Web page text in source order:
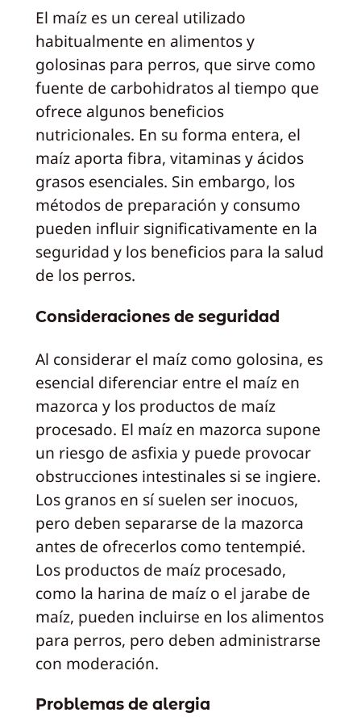
El maíz es un cereal utilizado
habitualmente en alimentos y
golosinas para perros, que sirve como
fuente de carbohidratos al tiempo que
ofrece algunos beneficios
nutricionales. En su forma entera, el
maíz aporta fibra, vitaminas y ácidos
grasos esenciales. Sin embargo, los
métodos de preparación y consumo
pueden influir significativamente en la
seguridad y los beneficios para la salud
de los perros.
Consideraciones de seguridad
Al considerar el maíz como golosina, es
esencial diferenciar entre el maíz en
mazorca y los productos de maíz
procesado. El maíz en mazorca supone
un riesgo de asfixia y puede provocar
obstrucciones intestinales si se ingiere.
Los granos en sí suelen ser inocuos,
pero deben separarse de la mazorca
antes de ofrecerlos como tentempié.
Los productos de maíz procesado,
como la harina de maíz o el jarabe de
maíz, pueden incluirse en los alimentos
para perros, pero deben administrarse
con moderación.
Problemas de alergia